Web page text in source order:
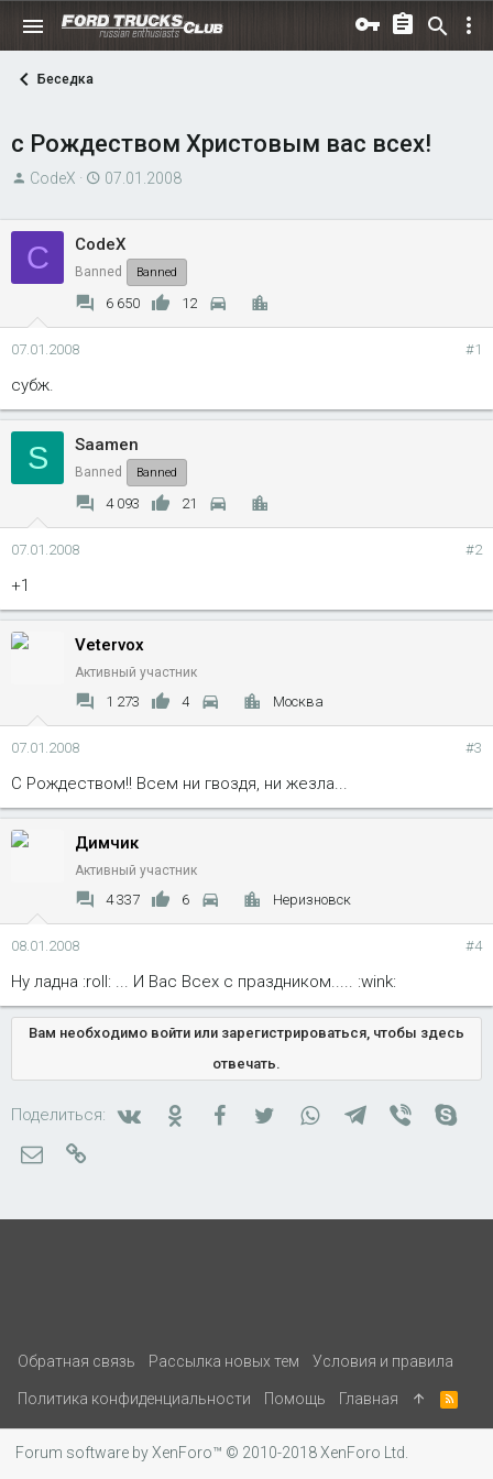
Беседка
с Рождеством Христовым вас всех!
А
т
о
р
м
CodeX
Д
т
а
н
а
07.01.2008
C CodeX
Banned Banned
6 650 12
07.01.2008 #1
субж.
S Saamen
Banned Banned
4 093 21
07.01.2008 #2
+1
Vetervox
Активный участник
1 273 4 Москва
07.01.2008 #3
C Рождеством!! Всем ни гвоздя, ни жезла...
Димчик
Активный участник
4 337 6 Неризновск
08.01.2008 #4
Ну ладна :roll: ... И Вас Всех с праздником..... :wink:
Вам необходимо войти или зарегистрироваться, чтобы здесь
отвечать.
Поделиться: ВконтактеОдноклассники
FacebookTwitterWhatsAppTelegram
Viber
Электронная почта
Обратная связь Рассылка новых тем Условия и правила
Политика конфиденциальности Помощь Главная
R
S
Forum software by XenForo™ © 2010-2018 XenForo Ltd.